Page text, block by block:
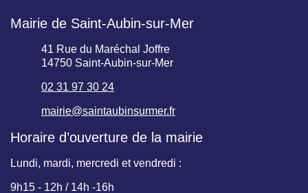
Mairie de Saint-Aubin-sur-Mer
41 Rue du Maréchal Joffre
14750 Saint-Aubin-sur-Mer
02 31 97 30 24
mairie@saintaubinsurmer.fr
Horaire d’ouverture de la mairie
Lundi, mardi, mercredi et vendredi :
9h15 - 12h / 14h -16h